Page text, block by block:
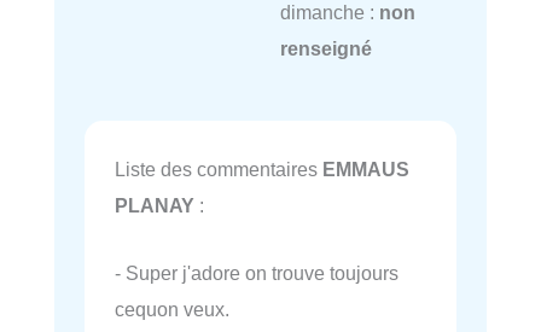
dimanche : non
renseigné
Liste des commentaires EMMAUS
PLANAY :
- Super j'adore on trouve toujours
cequon veux.